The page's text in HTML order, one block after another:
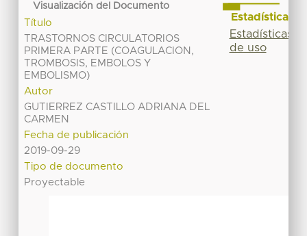
Visualización del Documento
Título
TRASTORNOS CIRCULATORIOS
PRIMERA PARTE (COAGULACION,
TROMBOSIS, EMBOLOS Y
EMBOLISMO)
Autor
GUTIERREZ CASTILLO ADRIANA DEL
CARMEN
Fecha de publicación
2019-09-29
Tipo de documento
Proyectable
Estadísticas
Estadísticas
de uso